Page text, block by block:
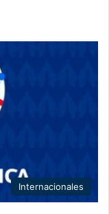
Internacionales